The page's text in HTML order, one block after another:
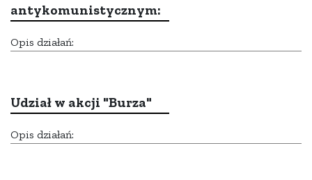
antykomunistycznym:
Opis działań:
Udział w akcji "Burza"
Opis działań: